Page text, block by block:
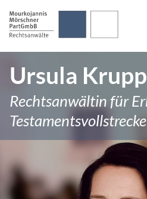
Ursula Krupp
Rechtsanwältin für